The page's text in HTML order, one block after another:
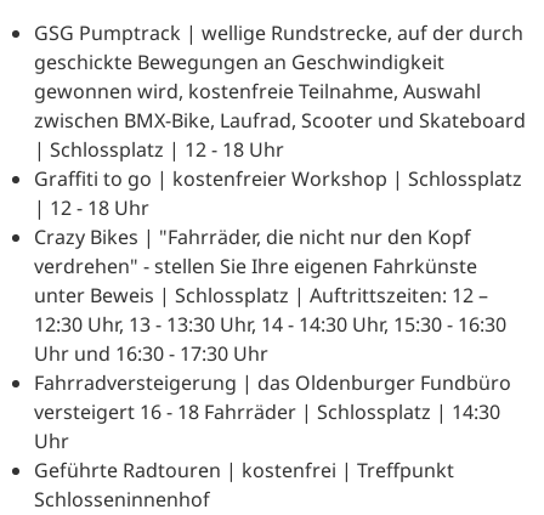
GSG Pumptrack | wellige Rundstrecke, auf der durch
geschickte Bewegungen an Geschwindigkeit
gewonnen wird, kostenfreie Teilnahme, Auswahl
zwischen BMX-Bike, Laufrad, Scooter und Skateboard
| Schlossplatz | 12 - 18 Uhr
Graffiti to go | kostenfreier Workshop | Schlossplatz
| 12 - 18 Uhr
Crazy Bikes | "Fahrräder, die nicht nur den Kopf
verdrehen" - stellen Sie Ihre eigenen Fahrkünste
unter Beweis | Schlossplatz | Auftrittszeiten: 12 –
12:30 Uhr, 13 - 13:30 Uhr, 14 - 14:30 Uhr, 15:30 - 16:30
Uhr und 16:30 - 17:30 Uhr
Fahrradversteigerung | das Oldenburger Fundbüro
versteigert 16 - 18 Fahrräder | Schlossplatz | 14:30
Uhr
Geführte Radtouren | kostenfrei | Treffpunkt
Schlosseninnenhof